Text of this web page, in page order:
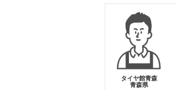
タイヤ館青森
青森県